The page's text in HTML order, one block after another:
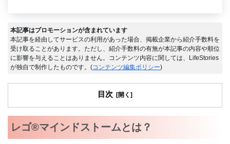
本記事はプロモーションが含まれています
本記事を経由してサービスの利用があった場合、掲載企業から紹介手数料を
受け取ることがあります。ただし、紹介手数料の有無が本記事の内容や順位
に影響を与えることはありません。コンテンツ内容に関しては、LifeStories
が独自で制作したものです。(コンテンツ編集ポリシー)
目次
レゴ®マインドストームとは？